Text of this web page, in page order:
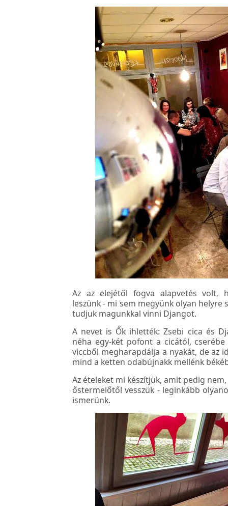
Az az elejétől fogva alapvetés volt,
leszünk - mi sem megyünk olyan helyre
tudjuk magunkkal vinni Djangot.
A nevet is Ők ihlették: Zsebi cica és
néha egy-két pofont a cicától,
viccből megharapdálja a nyakát, de az
mind a ketten odabújnakk mellénk
Az ételeket mi készítjük, amit pedig
őstermelőtől vesszük - leginkább
ismerünk.